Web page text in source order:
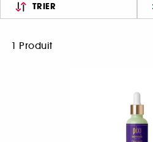
TRIER
1 Produit